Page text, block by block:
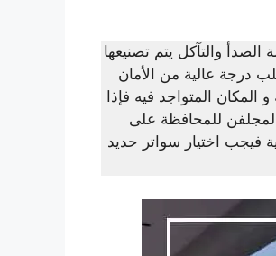
والتآكل يتم تصنيعها
درجة عالية من الأمان
المتواجد فيه فإذا
للمحافظة على
فيجب اختيار سواتر حديد